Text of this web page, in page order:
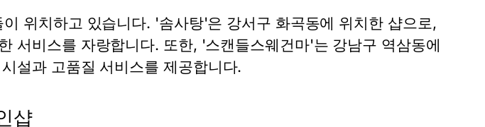
위치하고 있습니다. '솜사탕'은 강서구 화곡동에 위치한 샵으로,
서비스를 자랑합니다. 또한, '스캔들스웨건마'는 강남구 역삼동에
설과 고품질 서비스를 제공합니다.
샵